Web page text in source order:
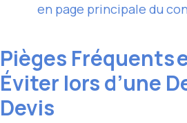
en page principale du
Pièges Fréquents
Éviter lors d’une
Devis